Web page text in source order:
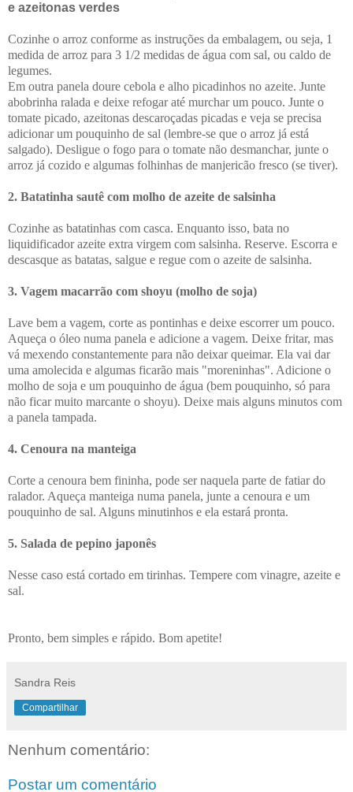
e azeitonas verdes
Cozinhe o arroz conforme as instruções da embalagem, ou seja, 1
medida de arroz para 3 1/2 medidas de água com sal, ou caldo de
legumes.
Em outra panela doure cebola e alho picadinhos no azeite. Junte
abobrinha ralada e deixe refogar até murchar um pouco. Junte o
tomate picado, azeitonas descaroçadas picadas e veja se precisa
adicionar um pouquinho de sal (lembre-se que o arroz já está
salgado). Desligue o fogo para o tomate não desmanchar, junte o
arroz já cozido e algumas folhinhas de manjericão fresco (se tiver).
2. Batatinha sautê com molho de azeite de salsinha
Cozinhe as batatinhas com casca. Enquanto isso, bata no
liquidificador azeite extra virgem com salsinha. Reserve. Escorra e
descasque as batatas, salgue e regue com o azeite de salsinha.
3. Vagem macarrão com shoyu (molho de soja)
Lave bem a vagem, corte as pontinhas e deixe escorrer um pouco.
Aqueça o óleo numa panela e adicione a vagem. Deixe fritar, mas
vá mexendo constantemente para não deixar queimar. Ela vai dar
uma amolecida e algumas ficarão mais "moreninhas". Adicione o
molho de soja e um pouquinho de água (bem pouquinho, só para
não ficar muito marcante o shoyu). Deixe mais alguns minutos com
a panela tampada.
4. Cenoura na manteiga
Corte a cenoura bem fininha, pode ser naquela parte de fatiar do
ralador. Aqueça manteiga numa panela, junte a cenoura e um
pouquinho de sal. Alguns minutinhos e ela estará pronta.
5. Salada de pepino japonês
Nesse caso está cortado em tirinhas. Tempere com vinagre, azeite e
sal.
Pronto, bem simples e rápido. Bom apetite!
Sandra Reis
Compartilhar
Nenhum comentário:
Postar um comentário